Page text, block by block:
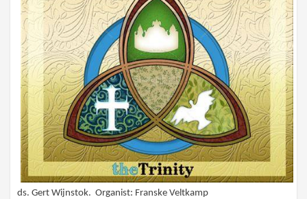
ds. Gert Wijnstok. Organist: Franske Veltkamp